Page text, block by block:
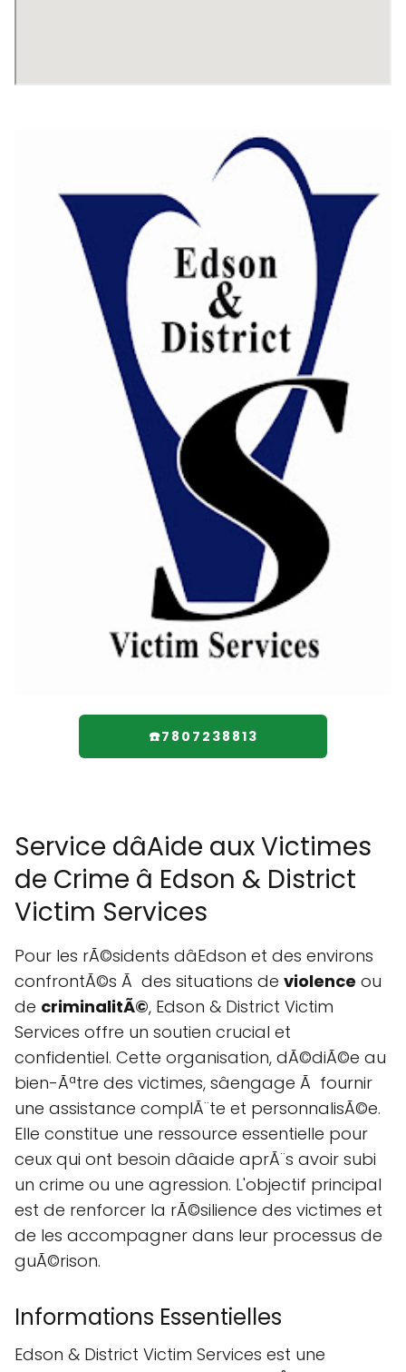
☎️7807238813
Service dâAide aux Victimes
de Crime â Edson & District
Victim Services
Pour les rÃ©sidents dâEdson et des environs
confrontÃ©s Ã des situations de violence ou
de criminalitÃ©, Edson & District Victim
Services offre un soutien crucial et
confidentiel. Cette organisation, dÃ©diÃ©e au
bien-Ãªtre des victimes, sâengage Ã fournir
une assistance complÃ¨te et personnalisÃ©e.
Elle constitue une ressource essentielle pour
ceux qui ont besoin dâaide aprÃ¨s avoir subi
un crime ou une agression. L'objectif principal
est de renforcer la rÃ©silience des victimes et
de les accompagner dans leur processus de
guÃ©rison.
Informations Essentielles
Edson & District Victim Services est une